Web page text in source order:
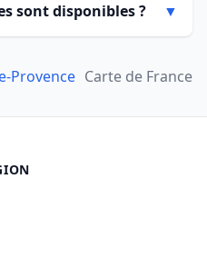
sont disponibles ? ▼
Provence Carte de France